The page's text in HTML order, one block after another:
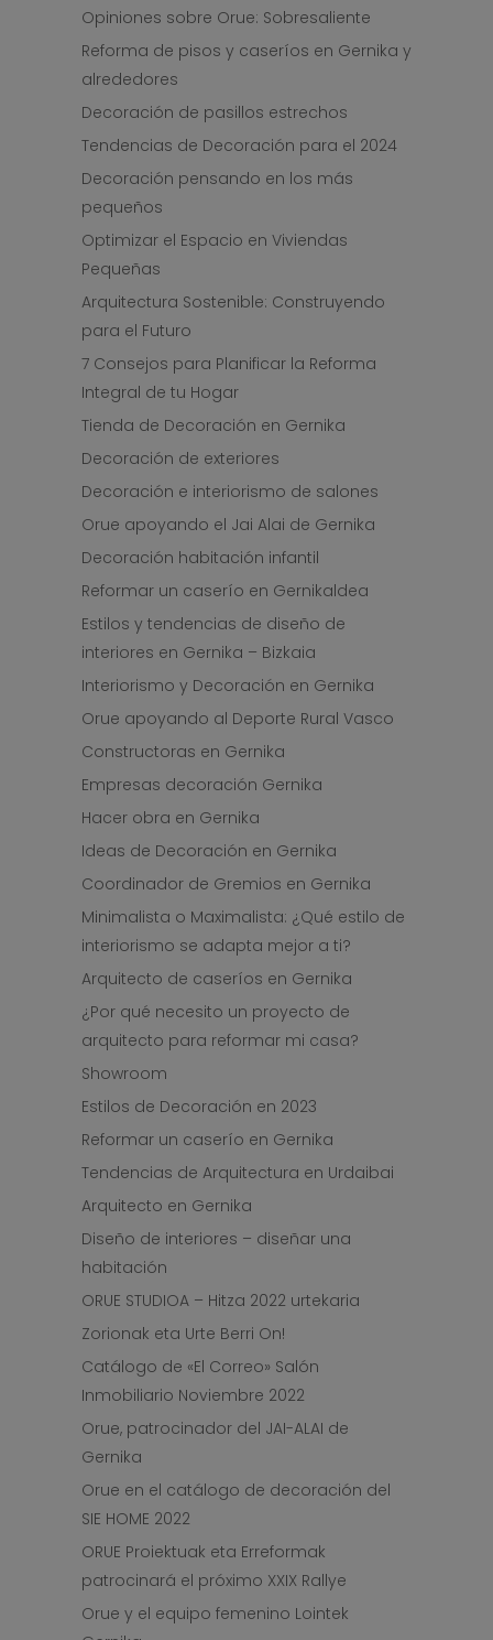
Opiniones sobre Orue: Sobresaliente
Reforma de pisos y caseríos en Gernika y
alrededores
Decoración de pasillos estrechos
Tendencias de Decoración para el 2024
Decoración pensando en los más
pequeños
Optimizar el Espacio en Viviendas
Pequeñas
Arquitectura Sostenible: Construyendo
para el Futuro
7 Consejos para Planificar la Reforma
Integral de tu Hogar
Tienda de Decoración en Gernika
Decoración de exteriores
Decoración e interiorismo de salones
Orue apoyando el Jai Alai de Gernika
Decoración habitación infantil
Reformar un caserío en Gernikaldea
Estilos y tendencias de diseño de
interiores en Gernika – Bizkaia
Interiorismo y Decoración en Gernika
Orue apoyando al Deporte Rural Vasco
Constructoras en Gernika
Empresas decoración Gernika
Hacer obra en Gernika
Ideas de Decoración en Gernika
Coordinador de Gremios en Gernika
Minimalista o Maximalista: ¿Qué estilo de
interiorismo se adapta mejor a ti?
Arquitecto de caseríos en Gernika
¿Por qué necesito un proyecto de
arquitecto para reformar mi casa?
Showroom
Estilos de Decoración en 2023
Reformar un caserío en Gernika
Tendencias de Arquitectura en Urdaibai
Arquitecto en Gernika
Diseño de interiores – diseñar una
habitación
ORUE STUDIOA – Hitza 2022 urtekaria
Zorionak eta Urte Berri On!
Catálogo de «El Correo» Salón
Inmobiliario Noviembre 2022
Orue, patrocinador del JAI-ALAI de
Gernika
Orue en el catálogo de decoración del
SIE HOME 2022
ORUE Proiektuak eta Erreformak
patrocinará el próximo XXIX Rallye
Orue y el equipo femenino Lointek